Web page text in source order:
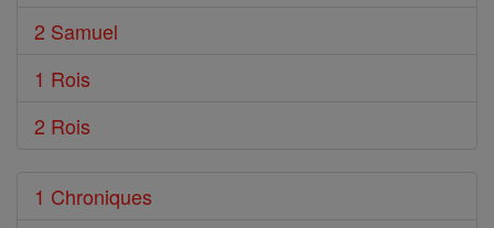
2 Samuel
1 Rois
2 Rois
1 Chroniques